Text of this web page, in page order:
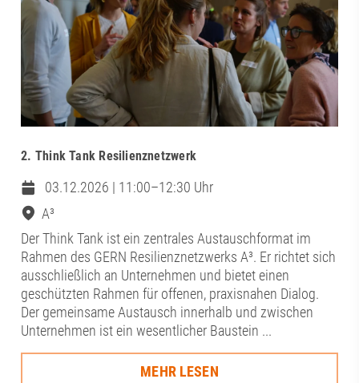
2. Think Tank Resilienznetzwerk
03.12.2026 | 11:00–12:30 Uhr
A³
Der Think Tank ist ein zentrales Austauschformat im
Rahmen des GERN Resilienznetzwerks A³. Er richtet sich
ausschließlich an Unternehmen und bietet einen
geschützten Rahmen für offenen, praxisnahen Dialog.
Der gemeinsame Austausch innerhalb und zwischen
Unternehmen ist ein wesentlicher Baustein ...
MEHR LESEN